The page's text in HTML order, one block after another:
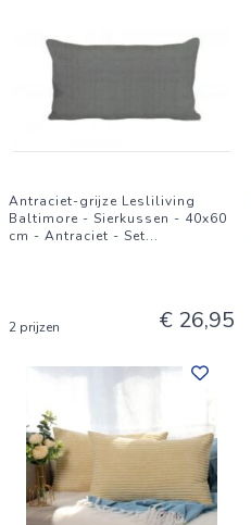
Antraciet-grijze Lesliliving
Baltimore - Sierkussen - 40x60
cm - Antraciet - Set...
2 prijzen € 26,95